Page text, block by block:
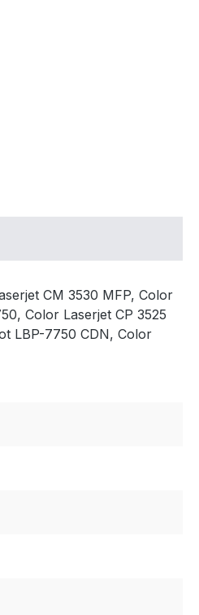
CM 3530 MFP, Color
Color Laserjet CP 3525
LBP-7750 CDN, Color